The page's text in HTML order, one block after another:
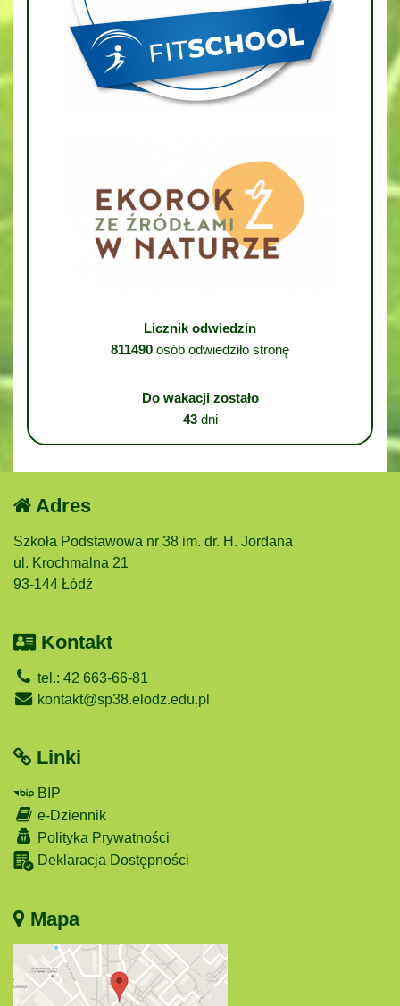
Licznik odwiedzin
811490 osób odwiedziło stronę
Do wakacji zostało
43dni
Adres
Szkoła Podstawowa nr 38 im. dr. H. Jordana
ul. Krochmalna 21
93-144 Łódź
Kontakt
tel.: 42 663-66-81
kontakt@sp38.elodz.edu.pl
Linki
BIP
e-Dziennik
Polityka Prywatności
Deklaracja Dostępności
Mapa